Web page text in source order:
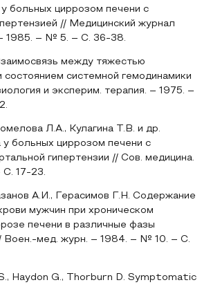
больных циррозом печени с
// Медицинский журнал
1985. – № 5. – С. 36-38.
между тяжестью
состоянием системной гемодинамики
и эксперим. терапия. – 1975. –
Л.А., Кулагина Т.В. и др.
у больных циррозом печени с
гипертензии // Сов. медицина.
17-23.
А.И., Герасимов Г.Н. Содержание
мужчин при хроническом
печени в различные фазы
Воен.-мед. журн. – 1984. – № 10. – С.
Haydon G., Thorburn D. Symptomatic